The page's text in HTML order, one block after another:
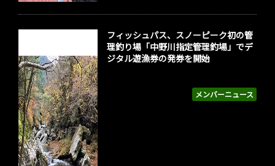
メンバーニュース
フィッシュパス、スノーピーク初の管
理釣り場「中野川指定管理釣場」でデ
ジタル遊漁券の発券を開始